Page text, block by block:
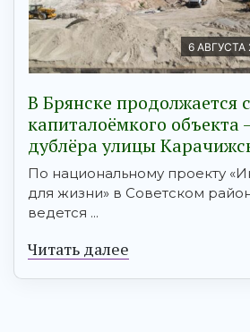
6 АВГУСТА
В Брянске продолжается
капиталоёмкого объекта
дублёра улицы
По национальному проекту
для жизни» в Советском
ведется ...
Читать далее